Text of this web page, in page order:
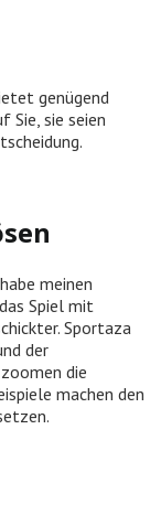
genügend
Sie, sie seien
meinen
Spiel mit
Sportaza
der
die
machen den